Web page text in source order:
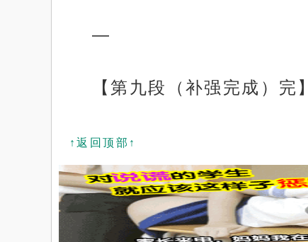
—
【第九段（补强完成）完】
↑返回顶部↑